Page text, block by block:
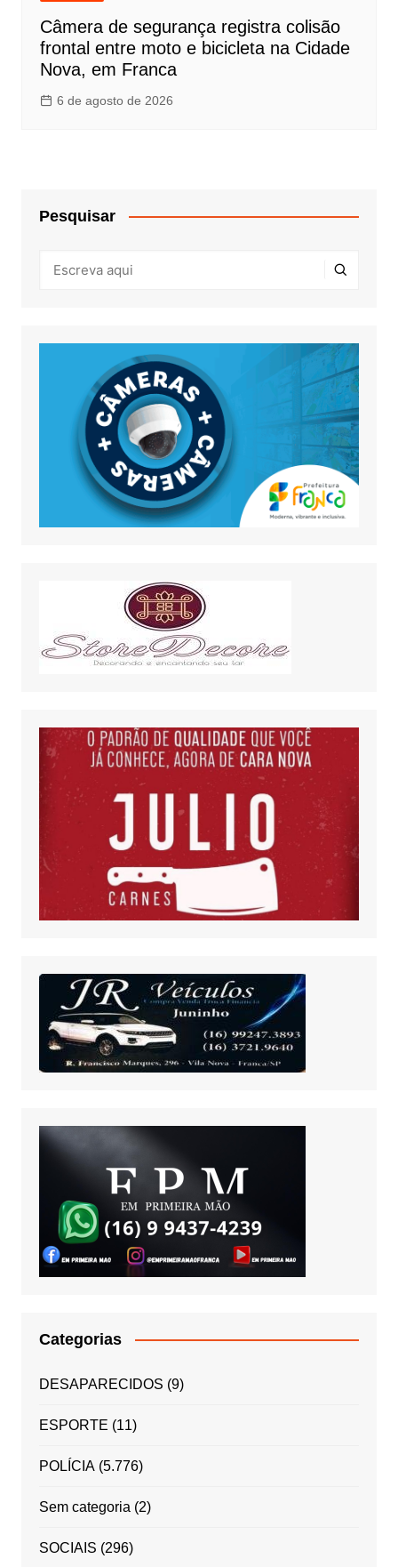
Câmera de segurança registra colisão
frontal entre moto e bicicleta na Cidade
Nova, em Franca
6 de agosto de 2026
Pesquisar
Categorias
DESAPARECIDOS (9)
ESPORTE (11)
POLÍCIA(5.776)
Sem categoria (2)
SOCIAIS (296)